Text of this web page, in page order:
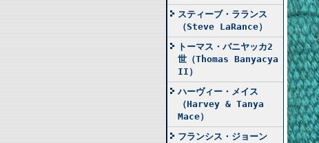
スティーブ・ラランス
（Steve LaRance）
トーマス・バニヤッカ2
世（Thomas Banyacya
II）
ハーヴィー・メイス
（Harvey & Tanya
Mace）
フランシス・ジョーン